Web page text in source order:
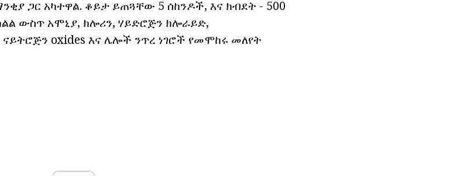
ጋር አካተዋል. ቆይታ ይጠጓቸው 5 ሰከንዶች, እና ክብደት - 500
ክልል ውስጥ አሞኒያ, ክሎሪን, ሃይድሮጅን ክሎራይድ,
oxides እና ሌሎች ንጥረ ነገሮች የመሞከሩ መለየት